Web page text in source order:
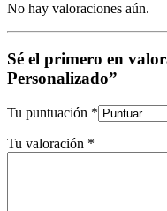
No hay valoraciones aún.
Sé el primero en
Personalizado”
Tu puntuación *
Tu valoración *